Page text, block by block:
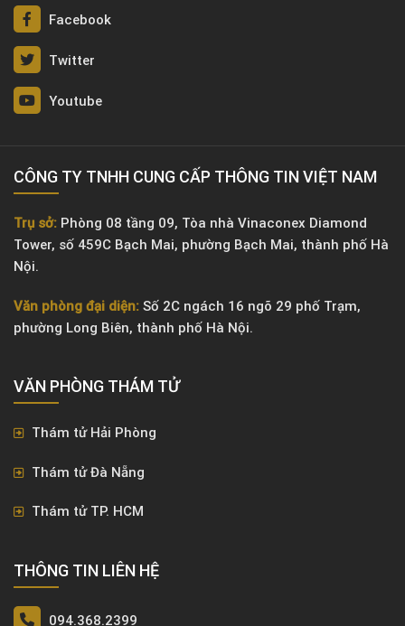
Facebook
Twitter
Youtube
CÔNG TY TNHH CUNG CẤP THÔNG TIN VIỆT NAM
Trụ sở: Phòng 08 tầng 09, Tòa nhà Vinaconex Diamond
Tower, số 459C Bạch Mai, phường Bạch Mai, thành phố Hà
Nội.
Văn phòng đại diện: Số 2C ngách 16 ngõ 29 phố Trạm,
phường Long Biên, thành phố Hà Nội.
VĂN PHÒNG ​THÁM TỬ
Thám tử Hải Phòng
Thám tử Đà Nẵng
Thám tử TP. HCM
THÔNG TIN LIÊN HỆ
094.368.2399